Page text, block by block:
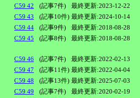
C59 42
(記事7件)
最終更新:2023-12-22
C59 43
(記事10件) 最終更新:2024-10-14
C59 44
(記事9件)
最終更新:2018-08-28
C59 45
(記事8件) 最終更新:2018-08-28
C59 46 (記事7件)
最終更新:2022-02-13
C59 47
(記事11件) 最終更新:2022-04-04
C59 48
(記事13件) 最終更新:2025-07-03
C59 49
(記事7件)
最終更新:2020-02-19